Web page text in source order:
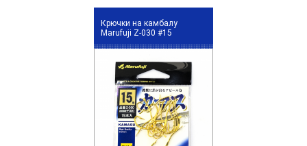
Крючки на камбалу
Marufuji Z-030 #15